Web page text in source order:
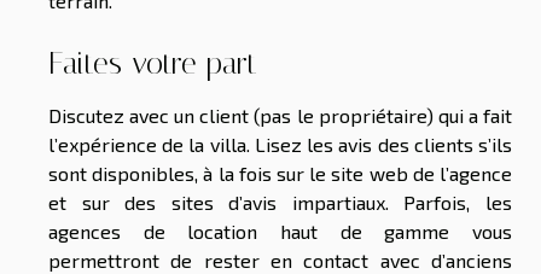
Faites votre part
Discutez avec un client (pas le propriétaire) qui a fait
l’expérience de la villa. Lisez les avis des clients s’ils
sont disponibles, à la fois sur le site web de l’agence
et sur des sites d’avis impartiaux. Parfois, les
agences de location haut de gamme vous
permettront de rester en contact avec d’anciens